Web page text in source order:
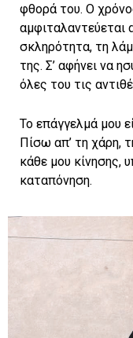
φθορά του. Ο
αμφιταλαντεύεται
σκληρότητα, τη
της. Σ’ αφήνει να
όλες του τις
Το επάγγελμά μου
Πίσω απ’ τη χάρη,
κάθε μου κίνησης,
καταπόνηση.